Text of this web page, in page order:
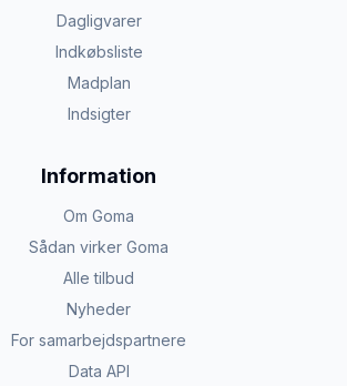
Dagligvarer
Indkøbsliste
Madplan
Indsigter
Information
Om Goma
Sådan virker Goma
Alle tilbud
Nyheder
For samarbejdspartnere
Data API